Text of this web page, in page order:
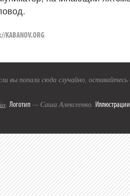
KABANOV.ORG
вы попали сюда случайно,
. Логотип — Саша Алексеенко. Иллюстрации